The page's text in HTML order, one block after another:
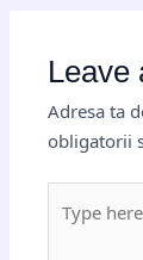
Leave
Adresa ta
obligatorii
here..